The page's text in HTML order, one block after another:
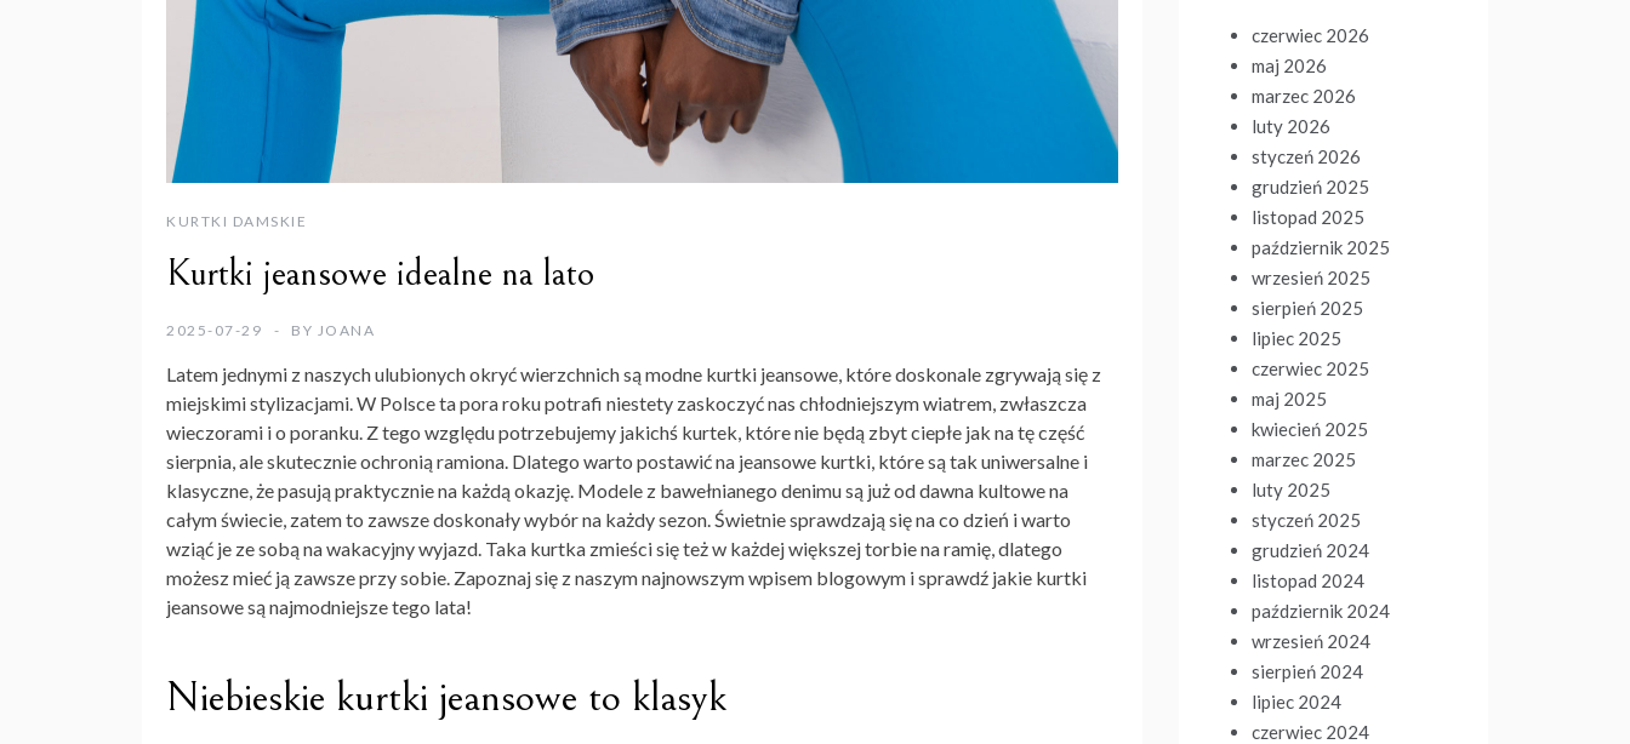
KURTKI DAMSKIE
Kurtki jeansowe idealne na lato
2025-07-29 BY JOANA
Latem jednymi z naszych ulubionych okryć wierzchnich są modne kurtki jeansowe, które doskonale zgrywają się z
miejskimi stylizacjami. W Polsce ta pora roku potrafi niestety zaskoczyć nas chłodniejszym wiatrem, zwłaszcza
wieczorami i o poranku. Z tego względu potrzebujemy jakichś kurtek, które nie będą zbyt ciepłe jak na tę część
sierpnia, ale skutecznie ochronią ramiona. Dlatego warto postawić na jeansowe kurtki, które są tak uniwersalne i
klasyczne, że pasują praktycznie na każdą okazję. Modele z bawełnianego denimu są już od dawna kultowe na
całym świecie, zatem to zawsze doskonały wybór na każdy sezon. Świetnie sprawdzają się na co dzień i warto
wziąć je ze sobą na wakacyjny wyjazd. Taka kurtka zmieści się też w każdej większej torbie na ramię, dlatego
możesz mieć ją zawsze przy sobie. Zapoznaj się z naszym najnowszym wpisem blogowym i sprawdź jakie kurtki
jeansowe są najmodniejsze tego lata!
Niebieskie kurtki jeansowe to klasyk
czerwiec 2026
maj 2026
marzec 2026
luty 2026
styczeń 2026
grudzień 2025
listopad 2025
październik 2025
wrzesień 2025
sierpień 2025
lipiec 2025
czerwiec 2025
maj 2025
kwiecień 2025
marzec 2025
luty 2025
styczeń 2025
grudzień 2024
listopad 2024
październik 2024
wrzesień 2024
sierpień 2024
lipiec 2024
czerwiec 2024